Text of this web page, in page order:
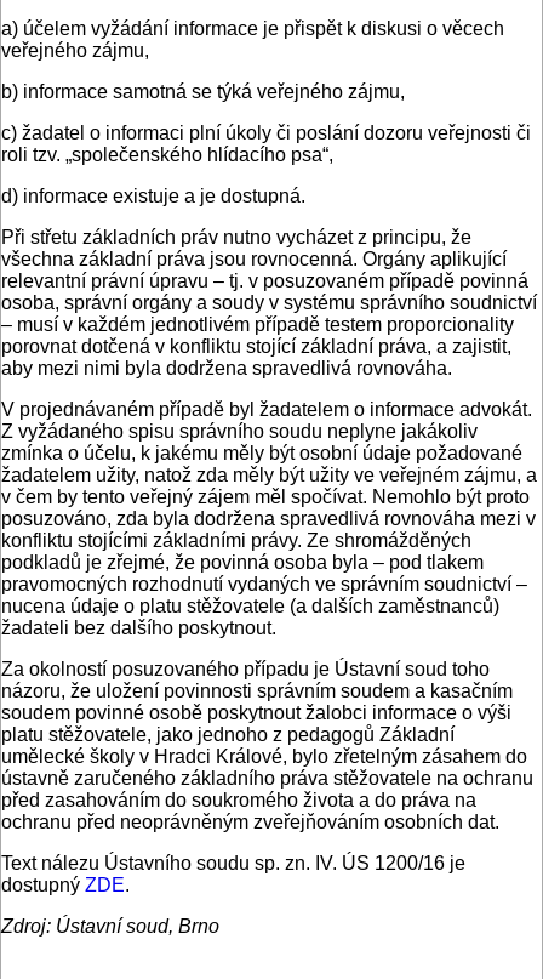
a) účelem vyžádání informace je přispět k diskusi o věcech
veřejného zájmu,
b) informace samotná se týká veřejného zájmu,
c) žadatel o informaci plní úkoly či poslání dozoru veřejnosti či
roli tzv. „společenského hlídacího psa“,
d) informace existuje a je dostupná.
Při střetu základních práv nutno vycházet z principu, že
všechna základní práva jsou rovnocenná. Orgány aplikující
relevantní právní úpravu – tj. v posuzovaném případě povinná
osoba, správní orgány a soudy v systému správního soudnictví
– musí v každém jednotlivém případě testem proporcionality
porovnat dotčená v konfliktu stojící základní práva, a zajistit,
aby mezi nimi byla dodržena spravedlivá rovnováha.
V projednávaném případě byl žadatelem o informace advokát.
Z vyžádaného spisu správního soudu neplyne jakákoliv
zmínka o účelu, k jakému měly být osobní údaje požadované
žadatelem užity, natož zda měly být užity ve veřejném zájmu, a
v čem by tento veřejný zájem měl spočívat. Nemohlo být proto
posuzováno, zda byla dodržena spravedlivá rovnováha mezi v
konfliktu stojícími základními právy. Ze shromážděných
podkladů je zřejmé, že povinná osoba byla – pod tlakem
pravomocných rozhodnutí vydaných ve správním soudnictví –
nucena údaje o platu stěžovatele (a dalších zaměstnanců)
žadateli bez dalšího poskytnout.
Za okolností posuzovaného případu je Ústavní soud toho
názoru, že uložení povinnosti správním soudem a kasačním
soudem povinné osobě poskytnout žalobci informace o výši
platu stěžovatele, jako jednoho z pedagogů Základní
umělecké školy v Hradci Králové, bylo zřetelným zásahem do
ústavně zaručeného základního práva stěžovatele na ochranu
před zasahováním do soukromého života a do práva na
ochranu před neoprávněným zveřejňováním osobních dat.
Text nálezu Ústavního soudu sp. zn. IV. ÚS 1200/16 je
dostupný ZDE.
Zdroj: Ústavní soud, Brno